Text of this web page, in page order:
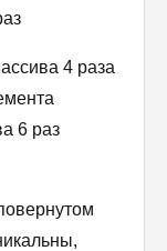
4 раза
6 раз